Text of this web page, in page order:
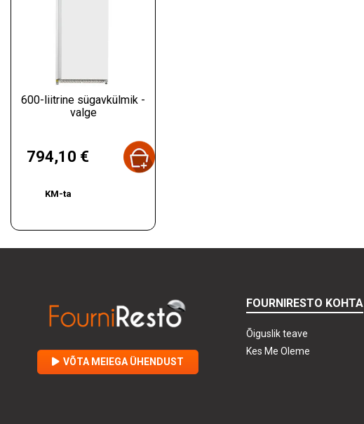
600-liitrine sügavkülmik -
valge
794,10 €
KM-ta
VÕTA MEIEGA ÜHENDUST
FOURNIRESTO KOHTA
Õiguslik teave
Kes Me Oleme